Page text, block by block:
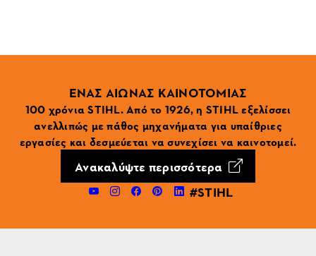
ΕΝΑΣ ΑΙΩΝΑΣ ΚΑΙΝΟΤΟΜΙΑΣ
100 χρόνια STIHL. Από το 1926, η STIHL εξελίσσει
ανελλιπώς με πάθος μηχανήματα για υπαίθριες
εργασίες και δεσμεύεται να συνεχίσει να καινοτομεί.
Ανακαλύψτε περισσότερα
#STIHL